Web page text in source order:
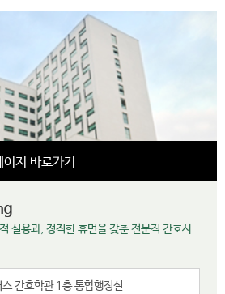
지 바로가기
실용과, 정직한 휴먼을 갖춘 전문직 간호사
간호학관 1층 통합행정실